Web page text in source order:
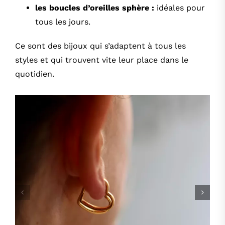
les boucles d’oreilles sphère: idéales pour
tous les jours.
Ce sont des bijoux qui s’adaptent à tous les
styles et qui trouvent vite leur place dans le
quotidien.